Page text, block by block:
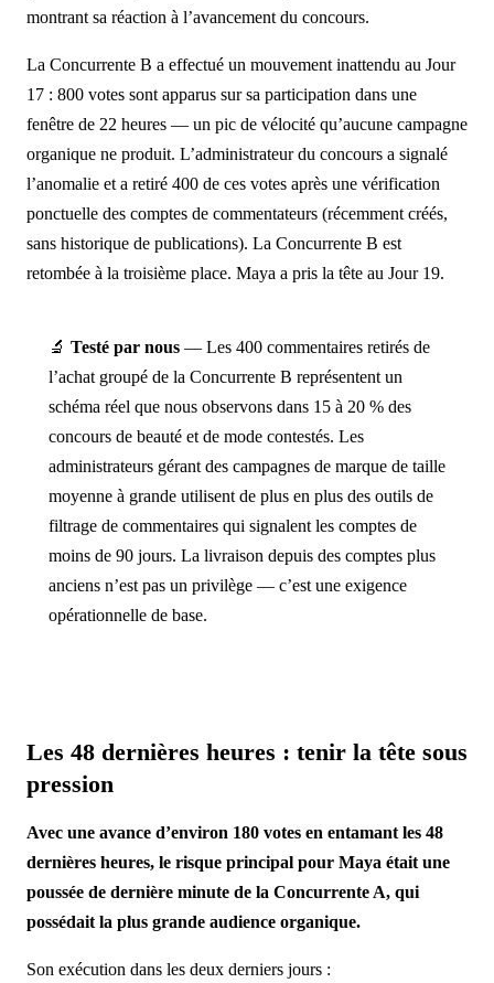
montrant sa réaction à l’avancement du concours.
La Concurrente B a effectué un mouvement inattendu au Jour
17 : 800 votes sont apparus sur sa participation dans une
fenêtre de 22 heures — un pic de vélocité qu’aucune campagne
organique ne produit. L’administrateur du concours a signalé
l’anomalie et a retiré 400 de ces votes après une vérification
ponctuelle des comptes de commentateurs (récemment créés,
sans historique de publications). La Concurrente B est
retombée à la troisième place. Maya a pris la tête au Jour 19.
🔬 Testé par nous — Les 400 commentaires retirés de
l’achat groupé de la Concurrente B représentent un
schéma réel que nous observons dans 15 à 20 % des
concours de beauté et de mode contestés. Les
administrateurs gérant des campagnes de marque de taille
moyenne à grande utilisent de plus en plus des outils de
filtrage de commentaires qui signalent les comptes de
moins de 90 jours. La livraison depuis des comptes plus
anciens n’est pas un privilège — c’est une exigence
opérationnelle de base.
Les 48 dernières heures : tenir la tête sous
pression
Avec une avance d’environ 180 votes en entamant les 48
dernières heures, le risque principal pour Maya était une
poussée de dernière minute de la Concurrente A, qui
possédait la plus grande audience organique.
Son exécution dans les deux derniers jours :